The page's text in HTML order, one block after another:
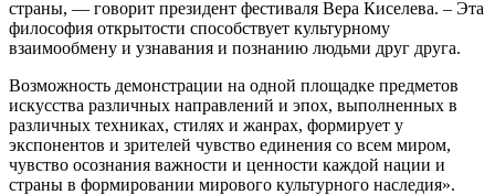
страны, — говорит президент фестиваля Вера Киселева. – Эта
философия открытости способствует культурному
взаимообмену и узнавания и познанию людьми друг друга.
Возможность демонстрации на одной площадке предметов
искусства различных направлений и эпох, выполненных в
различных техниках, стилях и жанрах, формирует у
экспонентов и зрителей чувство единения со всем миром,
чувство осознания важности и ценности каждой нации и
страны в формировании мирового культурного наследия».